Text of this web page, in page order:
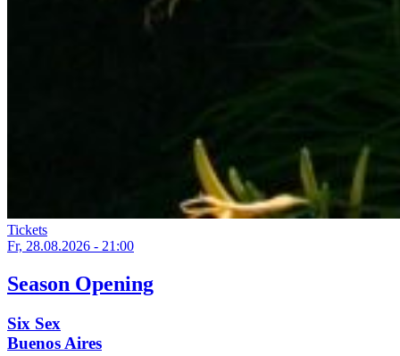
Tickets
Fr, 28.08.2026 - 21:00
Season Opening
Six Sex
Buenos Aires